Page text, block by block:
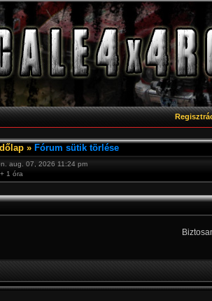
» Fórum sütik törlése
aug. 07, 2026 11:24 pm
1 óra